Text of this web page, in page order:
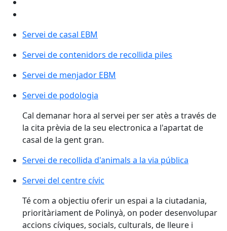
Servei de casal EBM
Servei de contenidors de recollida piles
Servei de menjador EBM
Servei de podologia
Cal demanar hora al servei per ser atès a través de
la cita prèvia de la seu electronica a l'apartat de
casal de la gent gran.
Servei de recollida d'animals a la via pública
Servei del centre cívic
Té com a objectiu oferir un espai a la ciutadania,
prioritàriament de Polinyà, on poder desenvolupar
accions cíviques, socials, culturals, de lleure i